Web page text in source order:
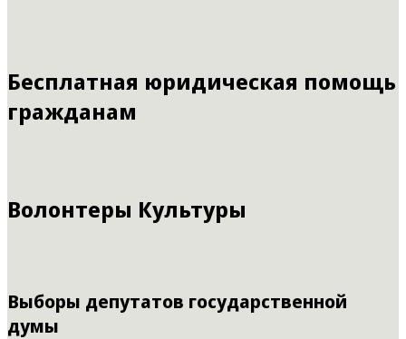
Бесплатная юридическая помощь
гражданам
Волонтеры Культуры
Выборы депутатов государственной
думы